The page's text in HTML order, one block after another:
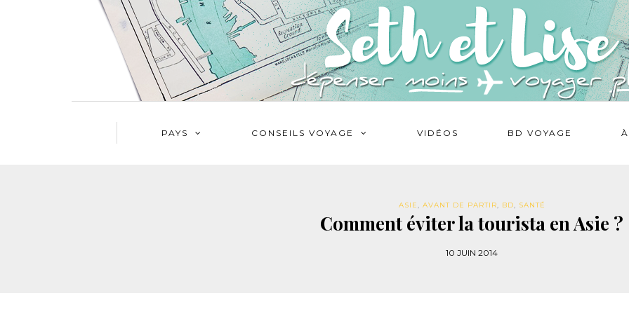
PAYS CONSEILS VOYAGE VIDÉOS BD VOYAGE
ASIE, AVANT DE PARTIR, BD, SANTÉ
Comment éviter la tourista en Asie ?
10 JUIN 2014